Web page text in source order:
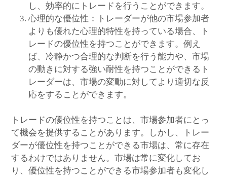
し、効率的にトレードを行うことができます。
心理的な優位性：トレーダーが他の市場参加者
よりも優れた心理的特性を持っている場合、ト
レードの優位性を持つことができます。例え
ば、冷静かつ合理的な判断を行う能力や、市場
の動きに対する強い耐性を持つことができるト
レーダーは、市場の変動に対してより適切な反
応をすることができます。
トレードの優位性を持つことは、市場参加者にとっ
て機会を提供することがあります。しかし、トレー
ダーが優位性を持つことができる市場は、常に存在
するわけではありません。市場は常に変化してお
り、優位性を持つことができる市場参加者も変化し